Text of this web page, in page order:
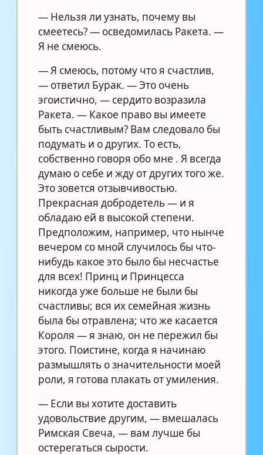
— Нельзя ли узнать, почему вы
смеетесь? — осведомилась Ракета. —
Я не смеюсь.
— Я смеюсь, потому что я счастлив,
— ответил Бурак. — Это очень
эгоистично, — сердито возразила
Ракета. — Какое право вы имеете
быть счастливым? Вам следовало бы
подумать и о других. То есть,
собственно говоря обо мне . Я всегда
думаю о себе и жду от других того же.
Это зовется отзывчивостью.
Прекрасная добродетель — и я
обладаю ей в высокой степени.
Предположим, например, что нынче
вечером со мной случилось бы что-
нибудь какое это было бы несчастье
для всех! Принц и Принцесса
никогда уже больше не были бы
счастливы; вся их семейная жизнь
была бы отравлена; что же касается
Короля — я знаю, он не пережил бы
этого. Поистине, когда я начинаю
размышлять о значительности моей
роли, я готова плакать от умиления.
— Если вы хотите доставить
удовольствие другим, — вмешалась
Римская Свеча, — вам лучше бы
остерегаться сырости.